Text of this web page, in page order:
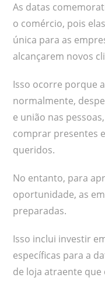
As datas
o comércio, pois
única para as
alcançarem novos
Isso ocorre porque
normalmente,
e união nas
comprar presentes
queridos.
No entanto, para
oportunidade, as
preparadas.
Isso inclui investir
específicas para a
de loja atraente